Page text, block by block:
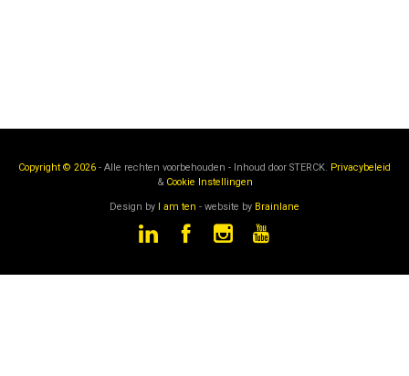
Copyright © 2026 - Alle rechten voorbehouden - Inhoud door STERCK. Privacybeleid
& Cookie Instellingen
Design by I am ten - website by Brainlane